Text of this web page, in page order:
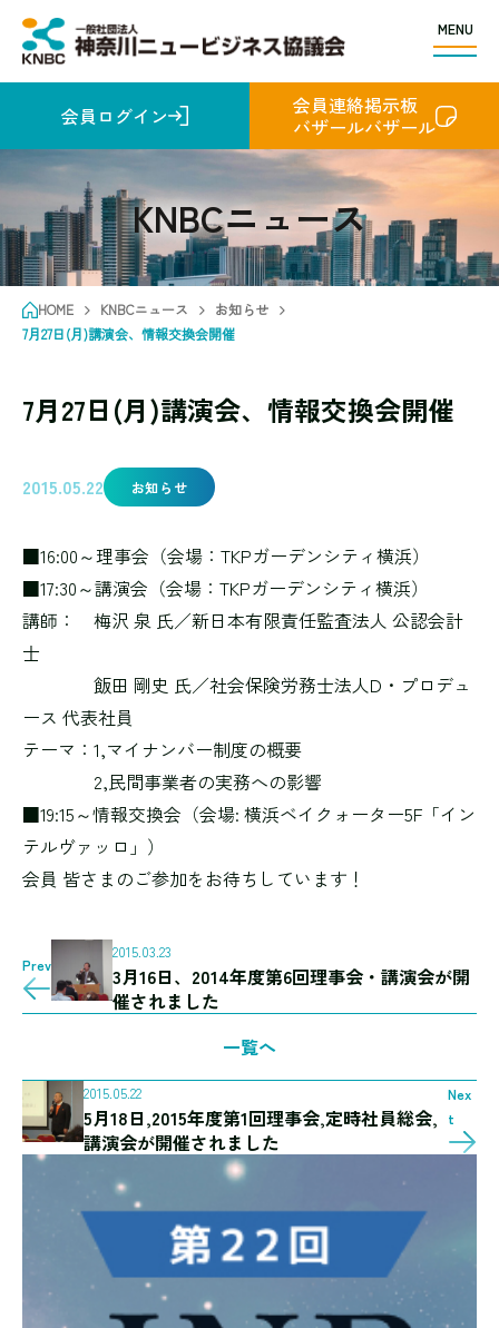
MENU
会員ログイン
会員連絡掲示板
バザールバザール
KNBCニュース
HOME KNBCニュース
お知らせ
7月27日(月)講演会、情報交換会開催
7月27日(月)講演会、情報交換会開催
2015.05.22 お知らせ
■16:00～理事会（会場：TKPガーデンシティ横浜）
■17:30～講演会（会場：TKPガーデンシティ横浜）
講師： 梅沢 泉 氏／新日本有限責任監査法人 公認会計
士
飯田 剛史 氏／社会保険労務士法人D・プロデュ
ース 代表社員
テーマ：1,マイナンバー制度の概要
2,民間事業者の実務への影響
■19:15～情報交換会（会場: 横浜ベイクォーター5F「イン
テルヴァッロ」）
会員 皆さまのご参加をお待ちしています！
Prev
2015.03.23
3月16日、2014年度第6回理事会・講演会が開
催されました
一覧へ
2015.05.22
5月18日,2015年度第1回理事会,定時社員総会,
講演会が開催されました
Nex
t